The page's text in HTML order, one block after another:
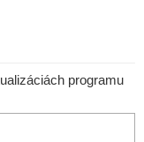
programu